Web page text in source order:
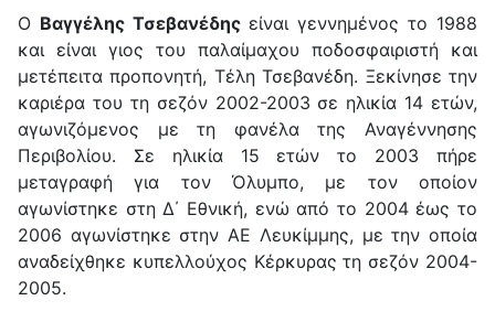
Ο Βαγγέλης Τσεβανέδης είναι γεννημένος το 1988
και είναι γιος του παλαίμαχου ποδοσφαιριστή και
μετέπειτα προπονητή, Τέλη Τσεβανέδη. Ξεκίνησε την
καριέρα του τη σεζόν 2002-2003 σε ηλικία 14 ετών,
αγωνιζόμενος με τη φανέλα της Αναγέννησης
Περιβολίου. Σε ηλικία 15 ετών το 2003 πήρε
μεταγραφή για τον Όλυμπο, με τον οποίον
αγωνίστηκε στη Δ΄ Εθνική, ενώ από το 2004 έως το
2006 αγωνίστηκε στην ΑΕ Λευκίμμης, με την οποία
αναδείχθηκε κυπελλούχος Κέρκυρας τη σεζόν 2004-
2005.